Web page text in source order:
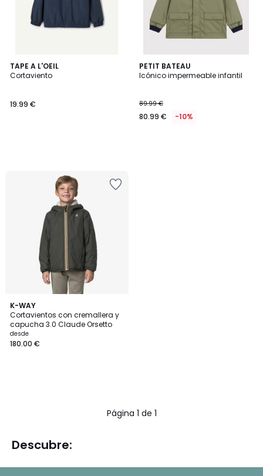
TAPE A L'OEIL
Cortaviento
19.99 €
PETIT BATEAU
Icónico impermeable infantil
89.99 €
80.99 € -10%
K-WAY
Cortavientos con cremallera y
capucha 3.0 Claude Orsetto
desde
180.00 €
Página 1 de 1
Descubre: